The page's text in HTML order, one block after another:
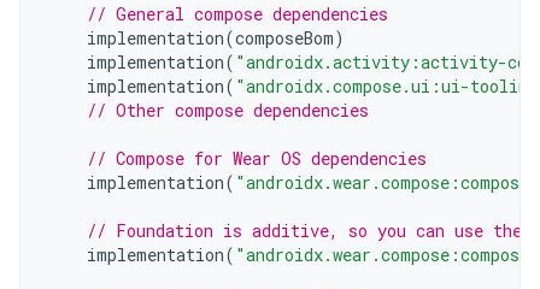
// General compose dependencies
implementation(composeBom)
implementation( "androidx.activity:activity-
implementation( "androidx.compose.ui:ui-
// Other compose dependencies
// Compose for Wear OS dependencies
implementation(
// Foundation is additive, so you can use the
implementation(